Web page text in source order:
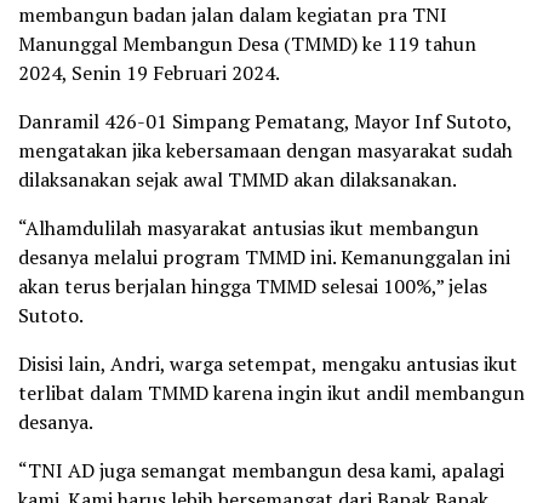
membangun badan jalan dalam kegiatan pra TNI
Manunggal Membangun Desa (TMMD) ke 119 tahun
2024, Senin 19 Februari 2024.
Danramil 426-01 Simpang Pematang, Mayor Inf Sutoto,
mengatakan jika kebersamaan dengan masyarakat sudah
dilaksanakan sejak awal TMMD akan dilaksanakan.
“Alhamdulilah masyarakat antusias ikut membangun
desanya melalui program TMMD ini. Kemanunggalan ini
akan terus berjalan hingga TMMD selesai 100%,” jelas
Sutoto.
Disisi lain, Andri, warga setempat, mengaku antusias ikut
terlibat dalam TMMD karena ingin ikut andil membangun
desanya.
“TNI AD juga semangat membangun desa kami, apalagi